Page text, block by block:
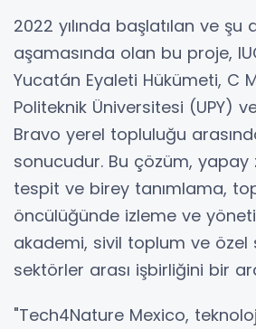
2022 yılında başlatılan ve şu
aşamasında olan bu proje,
Yucatán Eyaleti Hükümeti, C
Politeknik Üniversitesi (UPY)
Bravo yerel topluluğu
sonucudur. Bu çözüm, yapay
tespit ve birey tanımlama,
öncülüğünde izleme ve
akademi, sivil toplum ve özel
sektörler arası işbirliğini bir
"Tech4Nature Mexico,